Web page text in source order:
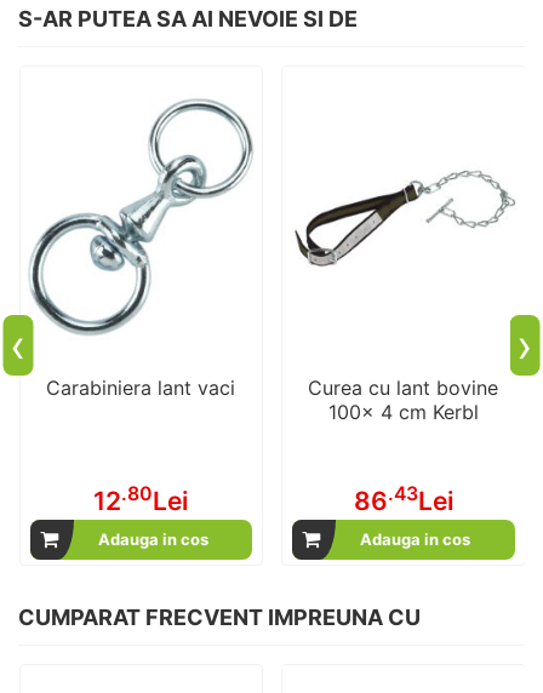
S-AR PUTEA SA AI NEVOIE SI DE
Carabiniera lant vaci
12.80Lei
Adauga in cos
Curea cu lant bovine
100x 4 cm Kerbl
86.43Lei
Adauga in cos
‹ ›
CUMPARAT FRECVENT IMPREUNA CU